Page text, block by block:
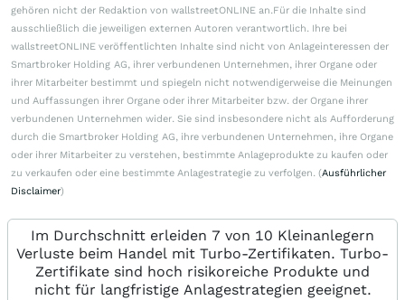
gehören nicht der Redaktion von wallstreetONLINE an.Für die Inhalte sind
ausschließlich die jeweiligen externen Autoren verantwortlich. Ihre bei
wallstreetONLINE veröffentlichten Inhalte sind nicht von Anlageinteressen der
Smartbroker Holding AG, ihrer verbundenen Unternehmen, ihrer Organe oder
ihrer Mitarbeiter bestimmt und spiegeln nicht notwendigerweise die Meinungen
und Auffassungen ihrer Organe oder ihrer Mitarbeiter bzw. der Organe ihrer
verbundenen Unternehmen wider. Sie sind insbesondere nicht als Aufforderung
durch die Smartbroker Holding AG, ihre verbundenen Unternehmen, ihre Organe
oder ihrer Mitarbeiter zu verstehen, bestimmte Anlageprodukte zu kaufen oder
zu verkaufen oder eine bestimmte Anlagestrategie zu verfolgen. (Ausführlicher
Disclaimer)
Im Durchschnitt erleiden 7 von 10 Kleinanlegern
Verluste beim Handel mit Turbo-Zertifikaten. Turbo-
Zertifikate sind hoch risikoreiche Produkte und
nicht für langfristige Anlagestrategien geeignet.